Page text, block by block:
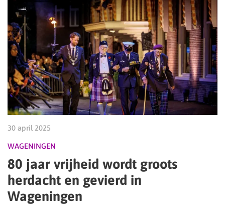
30 april 2025
WAGENINGEN
80 jaar vrijheid wordt groots
herdacht en gevierd in
Wageningen